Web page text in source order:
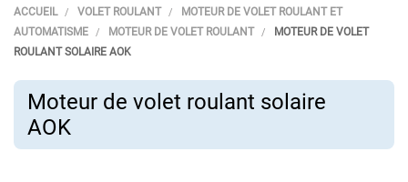
ACCUEIL VOLET ROULANT
MOTEUR DE VOLET ROULANT ET
AUTOMATISME
MOTEUR DE VOLET ROULANT
MOTEUR DE VOLET
ROULANT SOLAIRE AOK
Moteur de volet roulant solaire
AOK